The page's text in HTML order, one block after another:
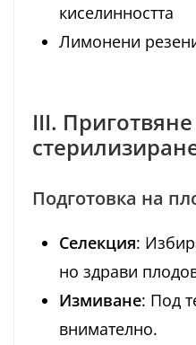
киселинността
Лимонени
III.
Подготовка на
Селекция:
но здрави
Измиване: Под
внимателно.